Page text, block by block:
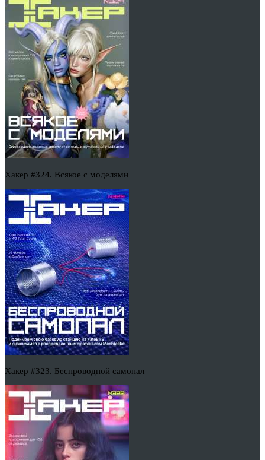
Хакер #324. Всякое с моделями
Хакер #323. Беспроводной самопал